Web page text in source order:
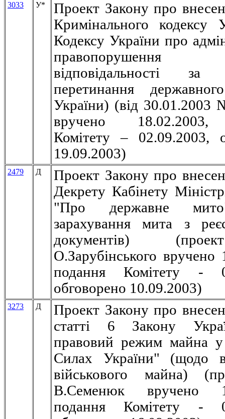
3033 У*
Проект Закону про
Кримінального кодексу
Кодексу України про
відповідальності за
перетинання
України) (вiд 30.01.2003
вручено 18.02.2003,
Комітету – 02.09.2003,
19.09.2003)
2479 Д
Проект Закону про
Декрету Кабінету
"Про державне
зарахування мита з
документів)
О.Зарубінського вручено
подання Комітету -
обговорено 10.09.2003)
3273 Д
Проект Закону про
статті 6 Закону
правовий режим майна
Силах України" (щодо
військового майна)
В.Семенюк вручено
подання Комітету -